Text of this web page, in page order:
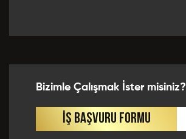
Bizimle Çalışmak İster misiniz?
İŞ BAŞVURU FORMU
Eklemek İstedikleriniz *